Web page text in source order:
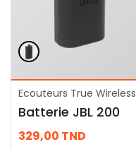
Ecouteurs True Wireless
Batterie JBL 200
329,00 TND